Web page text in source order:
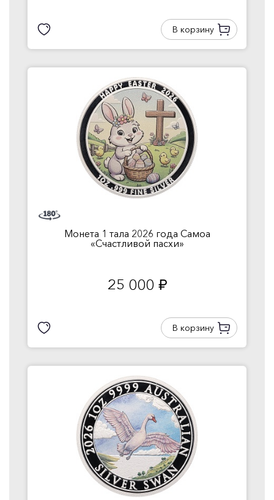
В корзину
Монета 1 тала 2026 года Самоа
«Счастливой пасхи»
25 000 руб.
В корзину